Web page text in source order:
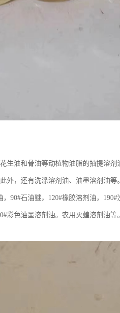
生油和骨油等动植物油脂的抽提溶
外，还有洗涤溶剂油、油墨溶剂油等
90#石油醚，120#橡胶溶剂油，
彩色油墨溶剂油。农用灭蝗溶剂油